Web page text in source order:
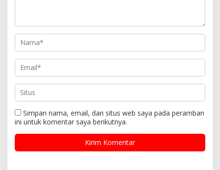
Simpan nama, email, dan situs web saya pada peramban
ini untuk komentar saya berikutnya.